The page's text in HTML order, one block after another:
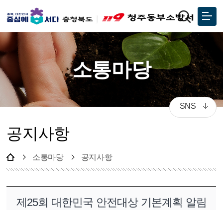
소통마당
공지사항
소통마당 공지사항
SNS
제25회 대한민국 안전대상 기본계획 알림